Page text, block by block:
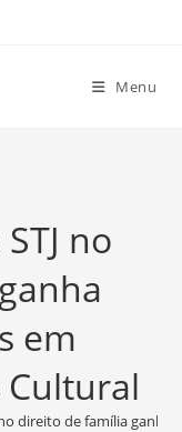
Menu
no
em
Cultural
direito de família